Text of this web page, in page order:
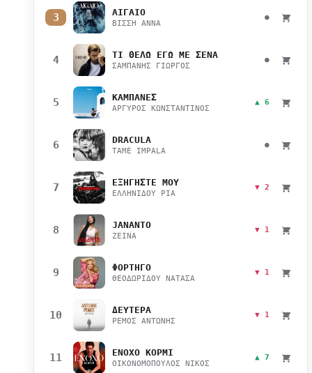
3 ΑΙΓΑΙΟ
ΒΙΣΣΗ ΑΝΝΑ
●
4 ΤΙ ΘΕΛΩ ΕΓΩ ΜΕ ΣΕΝΑ
ΣΑΜΠΑΝΗΣ ΓΙΩΡΓΟΣ
●
5 ΚΑΜΠΑΝΕΣ
ΑΡΓΥΡΟΣ ΚΩΝΣΤΑΝΤΙΝΟΣ
▲ 6
6 DRACULA
TAME IMPALA
●
7 ΕΞΗΓΗΣΤΕ ΜΟΥ
ΕΛΛΗΝΙΔΟΥ ΡΙΑ
▼ 2
8 JANANTO
ZEINA
▼ 1
9 ΦΟΡΤΗΓΟ
ΘΕΟΔΩΡΙΔΟΥ ΝΑΤΑΣΑ
▼ 1
10 ΔΕΥΤΕΡΑ
ΡΕΜΟΣ ΑΝΤΩΝΗΣ
▼ 1
11 ΕΝΟΧΟ ΚΟΡΜΙ
ΟΙΚΟΝΟΜΟΠΟΥΛΟΣ ΝΙΚΟΣ
▲ 7